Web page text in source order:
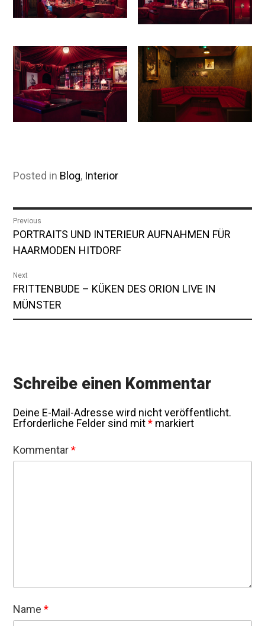
Posted in Blog, Interior
Beitragsnavigation
Previous
Previous
post:
PORTRAITS UND INTERIEUR AUFNAHMEN FÜR
HAARMODEN HITDORF
Next
Next
post:
FRITTENBUDE – KÜKEN DES ORION LIVE IN
MÜNSTER
Schreibe einen Kommentar
Deine E-Mail-Adresse wird nicht veröffentlicht.
Erforderliche Felder sind mit* markiert
Kommentar*
Name*